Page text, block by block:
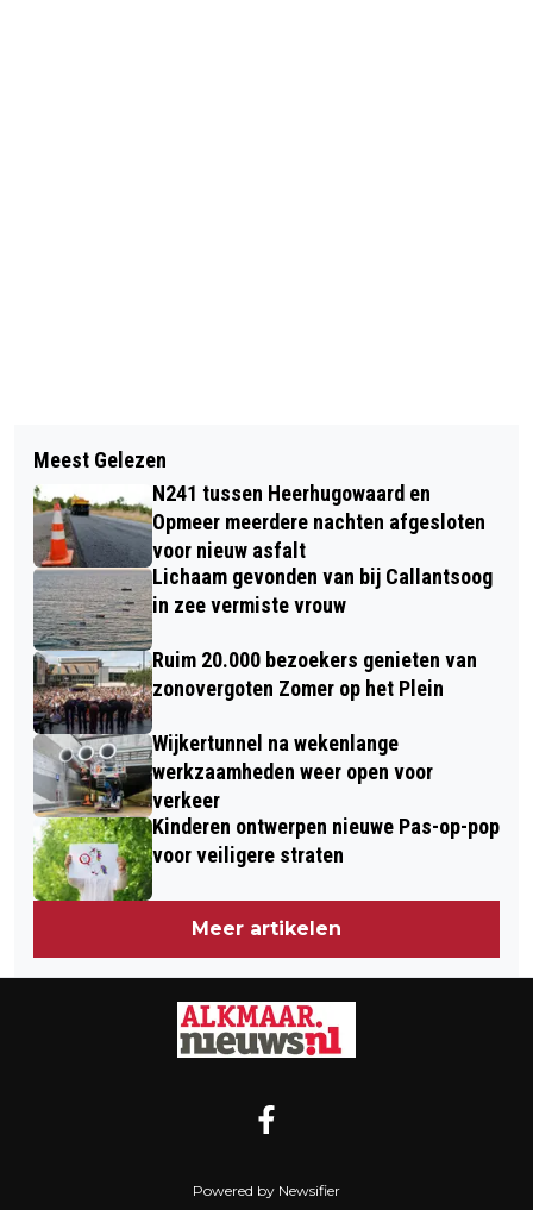
ALKMAAR TIJDENS PINKSTERDAGEN
OPGESIERD DOOR CROSSTOWN
MURALS GRAFFITI EN STREETART
FESTIVAL
INZAMELINGSACTIE VOOR
VOEDSELBANK BIJ ALKMAARSE
HOCKEYCLUB AMHC GROOT SUCCES
Meest Gelezen
N241 tussen Heerhugowaard en
Opmeer meerdere nachten afgesloten
voor nieuw asfalt
Lichaam gevonden van bij Callantsoog
in zee vermiste vrouw
Ruim 20.000 bezoekers genieten van
zonovergoten Zomer op het Plein
Wijkertunnel na wekenlange
werkzaamheden weer open voor
verkeer
Kinderen ontwerpen nieuwe Pas-op-pop
voor veiligere straten
Meer artikelen
Powered by Newsifier